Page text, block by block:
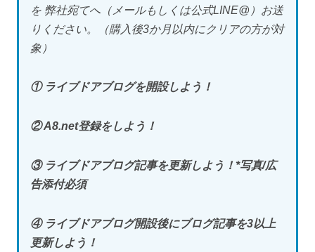
を 弊社宛てへ（メールもしくは公式LINE@）お送
りください。（購入後3か月以内にクリアの方が対
象）
① ライブドアブログを開設しよう！
② A8.net登録をしよう！
③ ライブドアブログ記事を更新しよう！*写真/広
告添付必須
④ ライブドアブログ開設後にブログ記事を3以上
更新しよう！